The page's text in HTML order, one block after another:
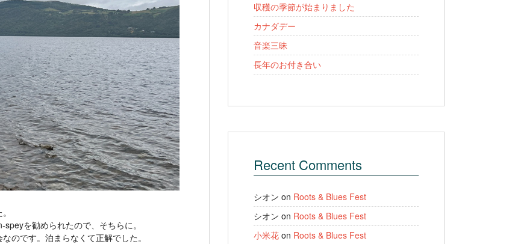
を勧められたので、そちらに。
のです。泊まらなくて正解でした。
収穫の季節が始まりました
カナダデー
音楽三昧
長年のお付き合い
Recent Comments
シオン on Roots & Blues Fest
シオン on Roots & Blues Fest
小米花 on Roots & Blues Fest